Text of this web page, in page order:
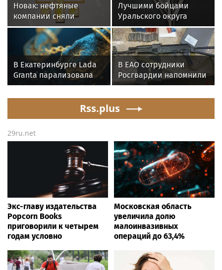
Новак: нефтяные
компании сняли
ограничения на отпуск
топлива
Лучшими бойцами
Уральского округа
Росгвардии стали
военнослужащие
озерского соединения
по охране важных
государственных
объектов
В Екатеринбурге Lada
Granta парализовала
движение на
В ЕАО сотрудники
Росгвардии напомнили
владельцам оружия о
несвоевременной
Rss.plus
29ru.net
Экс-главу издательства
Popcorn Books
приговорили к четырем
годам условно
Московская область
увеличила долю
малоинвазивных
операций до 63,4%